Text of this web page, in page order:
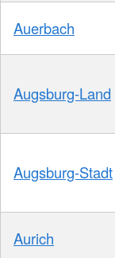
Auerbach
Augsburg-Land
Augsburg-Stadt
Aurich